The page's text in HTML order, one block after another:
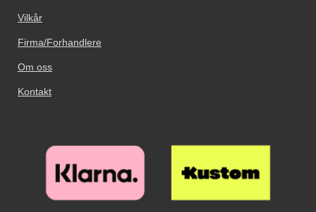
Vilkår
Firma/Forhandlere
Om oss
Kontakt